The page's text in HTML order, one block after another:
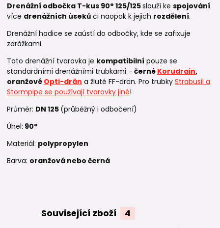
Drenážní odbočka T-kus 90° 125/125slouží ke spojování
více drenážních úseků či naopak k jejich rozdělení.
Drenážní hadice se zaústí do odbočky, kde se zafixuje
zarážkami.
Tato drenážní tvarovka je kompatibilní pouze se
standardními drenážními trubkami - černé Korudrain,
oranžové Opti-drän a žluté FF-drän. Pro trubky Strabusil a
Stormpipe se používají tvarovky jiné!
Průměr: DN 125 (průběžný i odbočení)
Úhel: 90°
Materiál: polypropylen
Barva: oranžová nebo černá
Související zboží 4